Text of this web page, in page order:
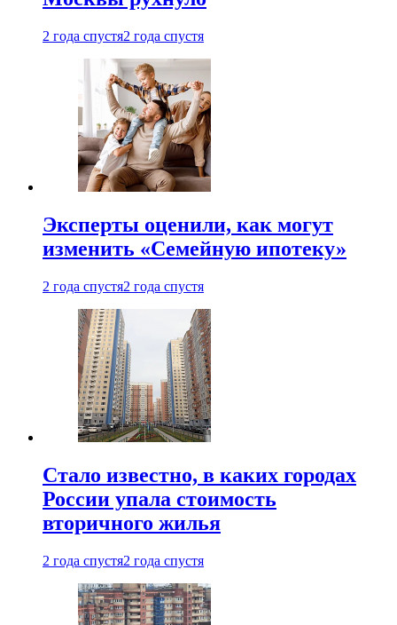
2 года спустя2 года спустя
Эксперты оценили, как могут
изменить «Семейную ипотеку»
2 года спустя2 года спустя
Стало известно, в каких городах
России упала стоимость
вторичного жилья
2 года спустя2 года спустя